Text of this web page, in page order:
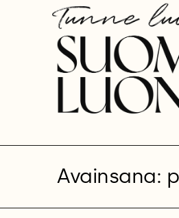
Avainsana: